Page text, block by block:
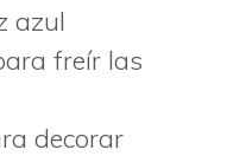
azul
freír las
decorar